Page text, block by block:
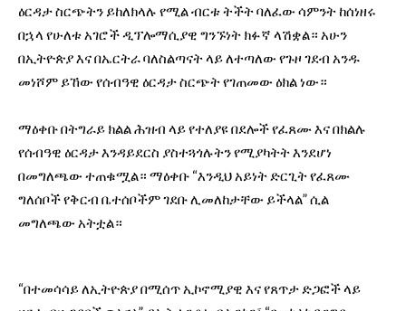
ዕርዳታ ስርጭትን ይከለክላሉ የሚል ብርቱ ትችት ባለፈው ሳምንት ከሰነዘሩ
በኋላ የሁለቱ አገሮች ዲፕሎማሲያዊ ግንኙነት ክፉኛ ላሽቋል። አሁን
በኢትዮጵያ እና በኤርትራ ባለስልጣናት ላይ ለተጣለው የጉዞ ገደብ አንዱ
መነሾም ይኸው የሰብዓዊ ዕርዳታ ስርጭት የገጠመው ዕክል ነው።
ማዕቀቡ በትግራይ ክልል ሕዝብ ላይ የተለያዩ በደሎች የፈጸሙ እና በክልሉ
የሰብዓዊ ዕርዳታ እንዳይደርስ ያስተጓጎሉትን የሚያካትት እንደሆነ
በመግለጫው ተጠቁሟል። ማዕቀቡ “እንዲህ አይነት ድርጊት የፈጸሙ
ግለሰቦች የቅርብ ቤተሰቦችም ገደቡ ሊመለከታቸው ይችላል” ሲል
መግለጫው አትቷል።
“በተመሳሳይ ለኢትዮጵያ በሚሰጥ ኢኮኖሚያዊ እና የጸጥታ ድጋፎች ላይ